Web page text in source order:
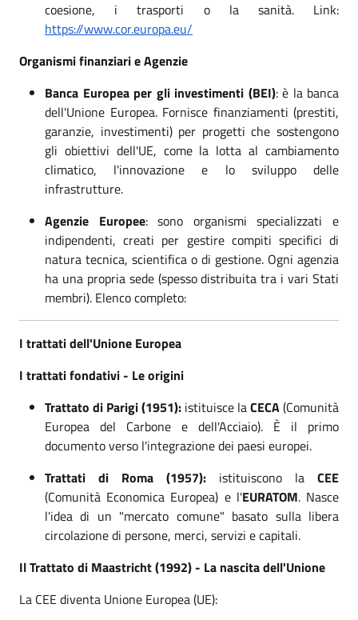
coesione, i trasporti o la sanità. Link:
https://www.cor.europa.eu/
Organismi finanziari e Agenzie
Banca Europea per gli investimenti (BEI): è la banca
dell'Unione Europea. Fornisce finanziamenti (prestiti,
garanzie, investimenti) per progetti che sostengono
gli obiettivi dell'UE, come la lotta al cambiamento
climatico, l'innovazione e lo sviluppo delle
infrastrutture.
Agenzie Europee: sono organismi specializzati e
indipendenti, creati per gestire compiti specifici di
natura tecnica, scientifica o di gestione. Ogni agenzia
ha una propria sede (spesso distribuita tra i vari Stati
membri). Elenco completo:
I trattati dell'Unione Europea
I trattati fondativi - Le origini
Trattato di Parigi (1951): istituisce laCECA(Comunità
Europea del Carbone e dell'Acciaio). È il primo
documento verso l'integrazione dei paesi europei.
Trattati di Roma (1957): istituiscono la CEE
(Comunità Economica Europea) e l'EURATOM. Nasce
l'idea di un "mercato comune" basato sulla libera
circolazione di persone, merci, servizi e capitali.
Il Trattato di Maastricht (1992) - La nascita dell'Unione
La CEE diventa Unione Europea (UE):